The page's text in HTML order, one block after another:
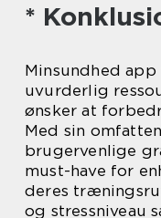
*
Minsundhed
uvurderlig
ønsker at
Med sin
brugervenlige
must-have for
deres
og stressniveau